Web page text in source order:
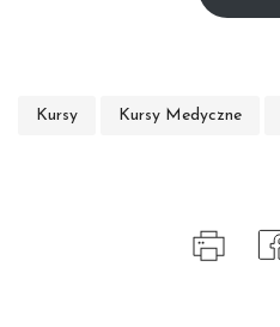
Kursy Kursy Medyczne